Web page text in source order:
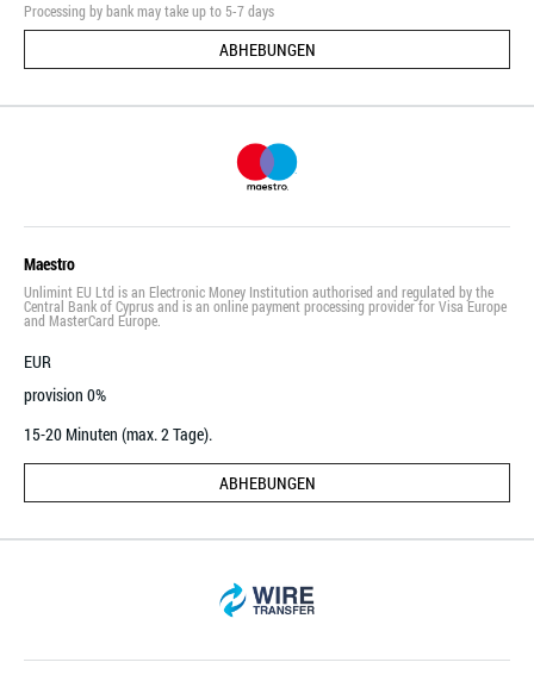
Processing by bank may take up to 5-7 days
ABHEBUNGEN
Maestro
Unlimint EU Ltd is an Electronic Money Institution authorised and regulated by the
Central Bank of Cyprus and is an online payment processing provider for Visa Europe
and MasterCard Europe.
EUR
provision 0%
15-20 Minuten (max. 2 Tage).
ABHEBUNGEN